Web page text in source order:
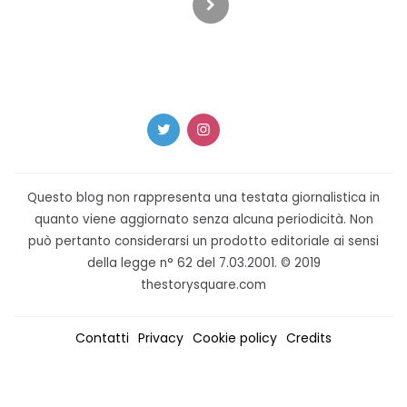
Questo blog non rappresenta una testata giornalistica in
quanto viene aggiornato senza alcuna periodicità. Non
può pertanto considerarsi un prodotto editoriale ai sensi
della legge n° 62 del 7.03.2001. © 2019
thestorysquare.com
Contatti Privacy Cookie policy Credits